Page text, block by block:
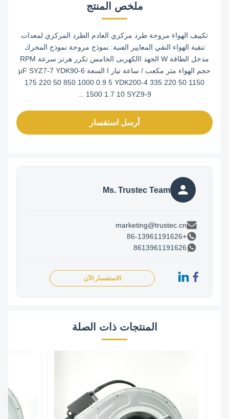
ملخص المنتج
تكييف الهواء مروحة طرد مركزي العادم الطرد المركزي لمعدات
تنقية الهواء النقي المعايير الفنية: نموذج مروحة نموذج المحرك
مدخل الطاقة W الجهد االكهربى الخامس تكرر هرتز سرعة RPM
حجم الهواء متر مكعب / ساعة تيار ا السعة μF SYZ7-7 YDK90-6
175 220 50 850 1000 0.9 5 YDK200-4 335 220 50 1150
1500 1.7 10 SYZ9-9 ...
أرسل استفسار
Ms. Trustec Team
marketing@trustec.cn
8613961191626
الاستفسار الآن
المنتجات ذات الصلة